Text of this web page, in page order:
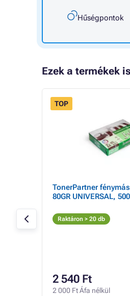
Hűségpontok
Ezek a termékek
TOP
TonerPartner
80GR UNIVERSAL,
Raktáron > 20 db
2 540 Ft
2 000 Ft Áfa nélkül